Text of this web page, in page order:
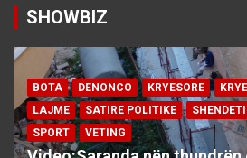
SHOWBIZ
BOTA DENONCO KRYESORE
LAJME
SATIRE POLITIKE
SPORT
VETING